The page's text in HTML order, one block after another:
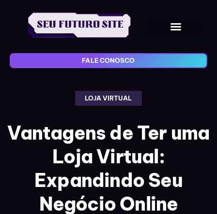
FALE CONOSCO
LOJA VIRTUAL
Vantagens de Ter uma
Loja Virtual:
Expandindo Seu
Negócio Online